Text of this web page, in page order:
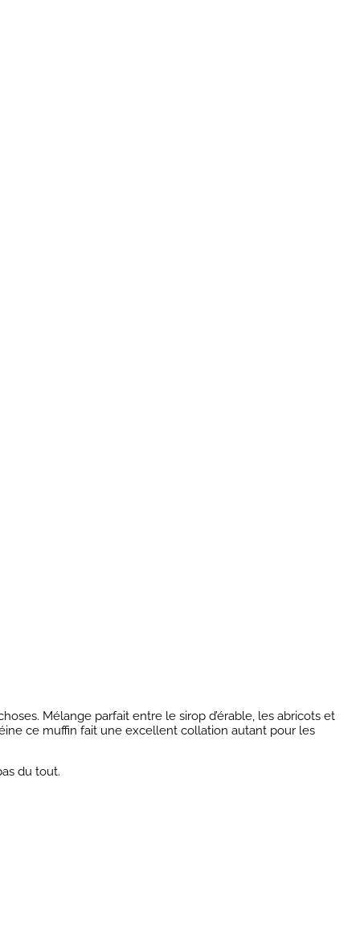
Mélange parfait entre le sirop d’érable, les abricots et
ce muffin fait une excellent collation autant pour les
du tout.